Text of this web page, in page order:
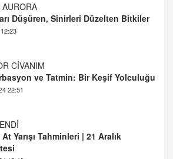
CİVANIM
ve Tatmin: Bir Keşif Yolculuğu
22:51
Yarışı Tahminleri | 21 Aralık
PERİSİ
Bir Cinsel Yaşam ile İlgili Bilinmesi